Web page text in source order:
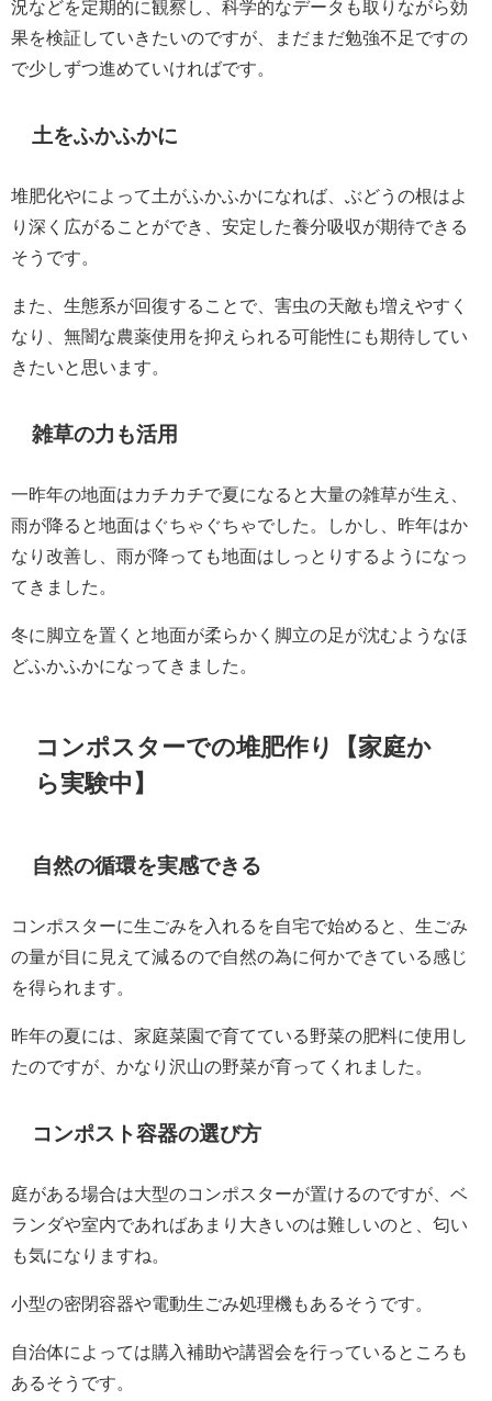
況などを定期的に観察し、科学的なデータも取りながら効
果を検証していきたいのですが、まだまだ勉強不足ですの
で少しずつ進めていければです。
土をふかふかに
堆肥化やによって土がふかふかになれば、ぶどうの根はよ
り深く広がることができ、安定した養分吸収が期待できる
そうです。
また、生態系が回復することで、害虫の天敵も増えやすく
なり、無闇な農薬使用を抑えられる可能性にも期待してい
きたいと思います。
雑草の力も活用
一昨年の地面はカチカチで夏になると大量の雑草が生え、
雨が降ると地面はぐちゃぐちゃでした。しかし、昨年はか
なり改善し、雨が降っても地面はしっとりするようになっ
てきました。
冬に脚立を置くと地面が柔らかく脚立の足が沈むようなほ
どふかふかになってきました。
コンポスターでの堆肥作り【家庭か
ら実験中】
自然の循環を実感できる
コンポスターに生ごみを入れるを自宅で始めると、生ごみ
の量が目に見えて減るので自然の為に何かできている感じ
を得られます。
昨年の夏には、家庭菜園で育てている野菜の肥料に使用し
たのですが、かなり沢山の野菜が育ってくれました。
コンポスト容器の選び方
庭がある場合は大型のコンポスターが置けるのですが、ベ
ランダや室内であればあまり大きいのは難しいのと、匂い
も気になりますね。
小型の密閉容器や電動生ごみ処理機もあるそうです。
自治体によっては購入補助や講習会を行っているところも
あるそうです。